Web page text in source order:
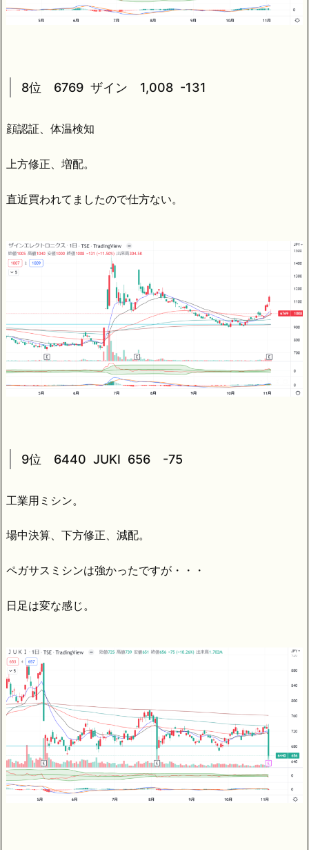
8位 6769 ザイン 1,008 -131
顔認証、体温検知
上方修正、増配。
直近買われてましたので仕方ない。
9位 6440 JUKI 656 -75
工業用ミシン。
場中決算、下方修正、減配。
ペガサスミシンは強かったですが・・・
日足は変な感じ。